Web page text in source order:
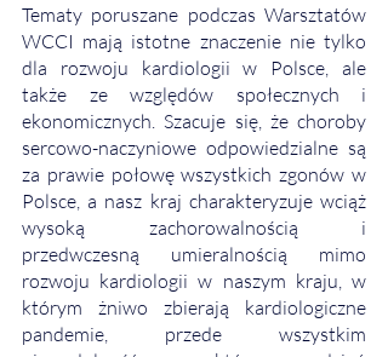
Tematy poruszane podczas Warsztatów
WCCI mają istotne znaczenie nie tylko
dla rozwoju kardiologii w Polsce, ale
także ze względów społecznych i
ekonomicznych. Szacuje się, że choroby
sercowo-naczyniowe odpowiedzialne są
za prawie połowę wszystkich zgonów w
Polsce, a nasz kraj charakteryzuje wciąż
wysoką zachorowalnością i
przedwczesną umieralnością mimo
rozwoju kardiologii w naszym kraju, w
którym żniwo zbierają kardiologiczne
pandemie, przede wszystkim